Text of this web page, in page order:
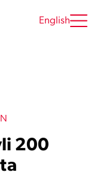
English
200